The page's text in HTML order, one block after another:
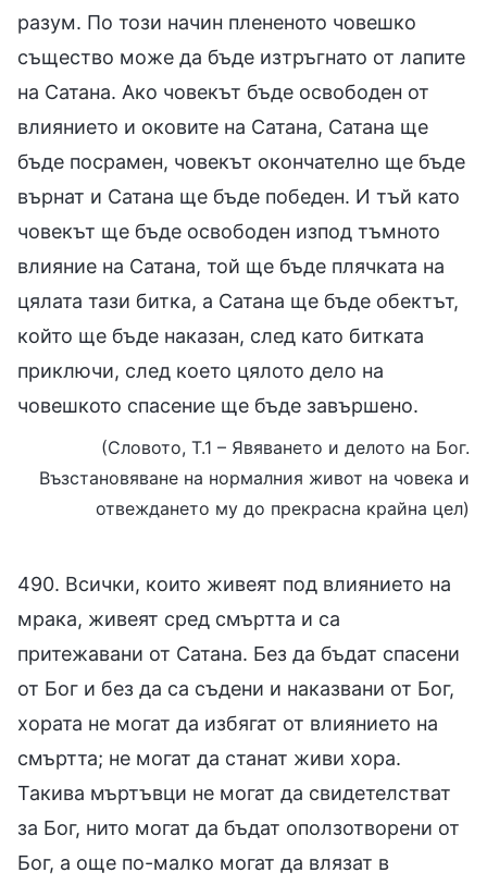
разум. По този начин плененото човешко
същество може да бъде изтръгнато от лапите
на Сатана. Ако човекът бъде освободен от
влиянието и оковите на Сатана, Сатана ще
бъде посрамен, човекът окончателно ще бъде
върнат и Сатана ще бъде победен. И тъй като
човекът ще бъде освободен изпод тъмното
влияние на Сатана, той ще бъде плячката на
цялата тази битка, а Сатана ще бъде обектът,
който ще бъде наказан, след като битката
приключи, след което цялото дело на
човешкото спасение ще бъде завършено.
(Словото, Т.1 – Явяването и делото на Бог.
Възстановяване на нормалния живот на човека и
отвеждането му до прекрасна крайна цел)
490. Всички, които живеят под влиянието на
мрака, живеят сред смъртта и са
притежавани от Сатана. Без да бъдат спасени
от Бог и без да са съдени и наказвани от Бог,
хората не могат да избягат от влиянието на
смъртта; не могат да станат живи хора.
Такива мъртъвци не могат да свидетелстват
за Бог, нито могат да бъдат оползотворени от
Бог, а още по-малко могат да влязат в